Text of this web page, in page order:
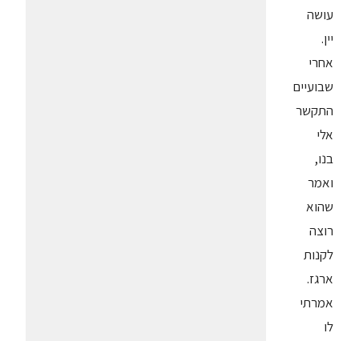
עושה
יין.
אחרי
שבועיים
התקשר
אלי
בנו,
ואמר
שהוא
רוצה
לקנות
ארגז.
אמרתי
לו